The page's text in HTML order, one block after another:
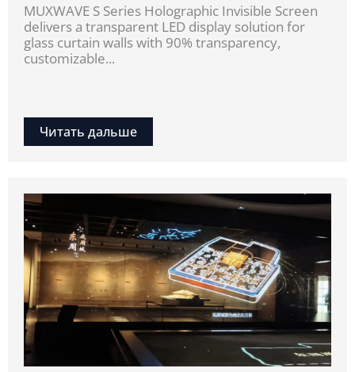
MUXWAVE S Series Holographic Invisible Screen
delivers a transparent LED display solution for
glass curtain walls with 90% transparency,
customizable...
Читать дальше